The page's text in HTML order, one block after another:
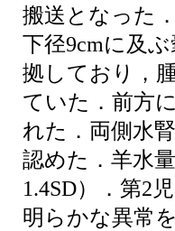
搬送となった
下径9cmに及
拠しており，
ていた．前方
れた．両側水
認めた．羊水
1.4SD）．第2
明らかな異常